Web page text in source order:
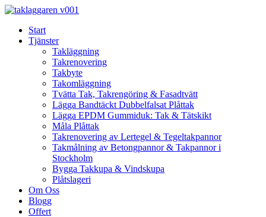
Skip
contentStart
Tjänster
Takläggning
Takrenovering
Takbyte
Takomläggning
Tvätta Tak, Takrengöring & Fasadtvätt
Lägga Bandtäckt Dubbelfalsat Plåttak
Lägga EPDM Gummiduk: Tak & Tätskikt
Måla Plåttak
Takrenovering av Lertegel & Tegeltakpannor
Takmålning av Betongpannor & Takpannor i
Stockholm
Bygga Takkupa & Vindskupa
Plåtslageri
Om Oss
Blogg
Offert